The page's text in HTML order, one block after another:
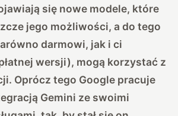
się nowe modele, które
jego możliwości, a do tego
darmowi, jak i ci
wersji), mogą korzystać z
Oprócz tego Google pracuje
Gemini ze swoimi